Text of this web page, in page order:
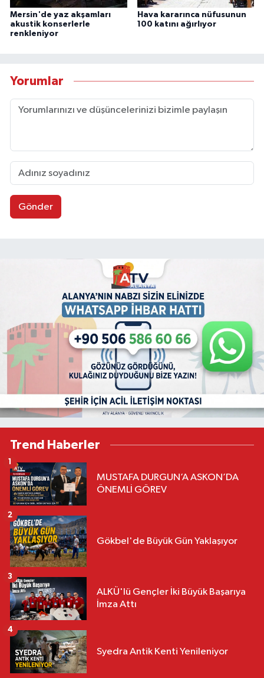
Mersin'de yaz akşamları
akustik konserlerle
renkleniyor
Hava kararınca nüfusunun
100 katını ağırlıyor
Yorumlar
Gönder
Trend Haberler
MUSTAFA DURGUN’A ASKON’DA
ÖNEMLİ GÖREV
1
Gökbel'de Büyük Gün Yaklaşıyor
2
ALKÜ'lü Gençler İki Büyük Başarıya
İmza Attı
3
Syedra Antik Kenti Yenileniyor
4